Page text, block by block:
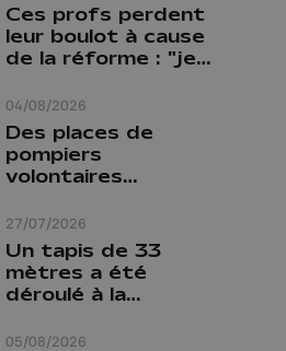
04/08/2026
Ces profs perdent
leur boulot à cause
de la réforme : "je
comme prof que
comme
pharmacienne"
27/07/2026
Des places de
pompiers
volontaires
province de Liège :
"Un citoyen qui
n'est formé ne
peut pas nous
aider"
05/08/2026
Un tapis de 33
mètres a été
déroulé à la
Liège